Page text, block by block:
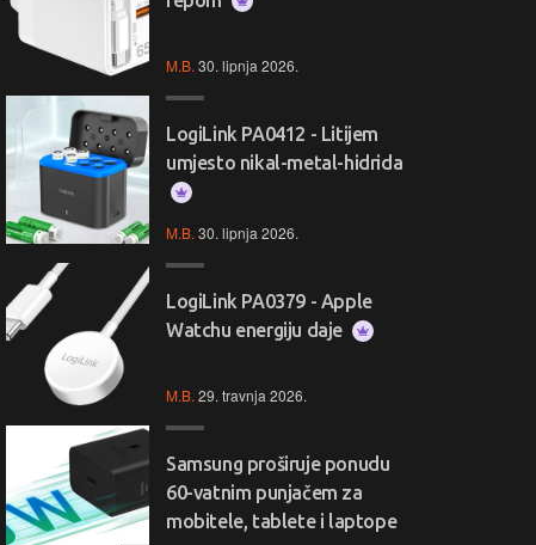
M.B. 30. lipnja 2026.
LogiLink PA0412 - Litijem
umjesto nikal-metal-hidrida
M.B. 30. lipnja 2026.
LogiLink PA0379 - Apple
Watchu energiju daje
M.B. 29. travnja 2026.
Samsung proširuje ponudu
60-vatnim punjačem za
mobitele, tablete i laptope